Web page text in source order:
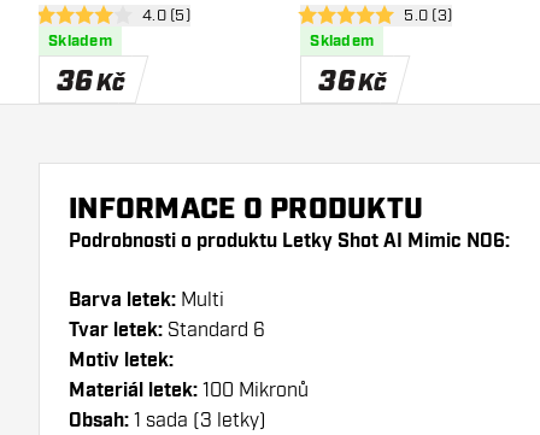
otevřít panel recenzí
4 hodnoticí hvězdičky
4.0 (5)
Skladem
36Kč
otevřít panel
5 hodnoticí hvězdičky
5.0 (3)
Skladem
36Kč
INFORMACE O PRODUKTU
Podrobnosti o produktu Letky Shot AI Mimic NO6:
Barva letek: Multi
Tvar letek: Standard 6
Motiv letek:
Materiál letek: 100 Mikronů
Obsah: 1 sada (3 letky)